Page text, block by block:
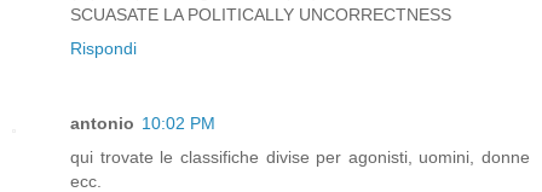
SCUASATE LA POLITICALLY UNCORRECTNESS
Rispondi
antonio 10:02 PM
qui trovate le classifiche divise per agonisti, uomini, donne
ecc.